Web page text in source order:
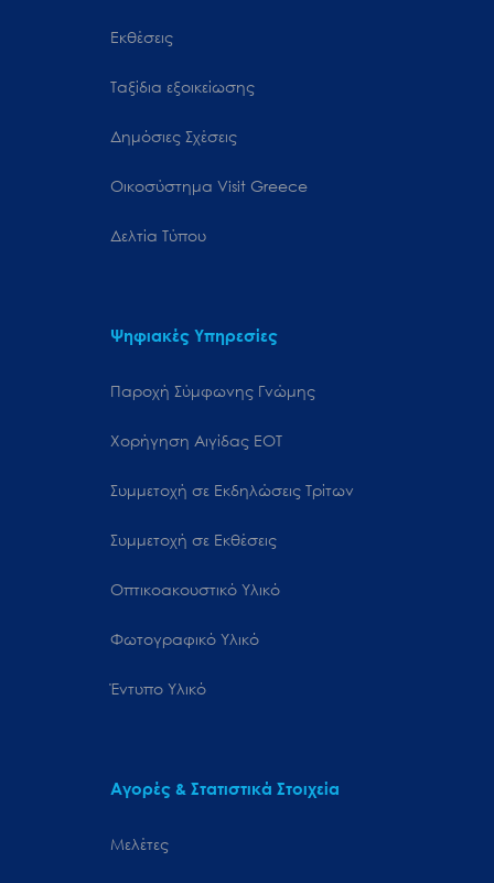
Εκθέσεις
Ταξίδια εξοικείωσης
Δημόσιες Σχέσεις
Oικοσύστημα Visit Greece
Δελτία Τύπου
Ψηφιακές Υπηρεσίες
Παροχή Σύμφωνης Γνώμης
Χορήγηση Αιγίδας ΕΟΤ
Συμμετοχή σε Εκδηλώσεις Τρίτων
Συμμετοχή σε Εκθέσεις
Οπτικοακουστικό Υλικό
Φωτογραφικό Υλικό
Έντυπο Υλικό
Αγορές & Στατιστικά Στοιχεία
Μελέτες